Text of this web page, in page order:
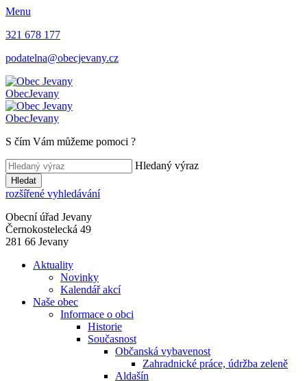
Menu
321 678 177
podatelna@obecjevany.cz
ObecJevany
ObecJevany
S čím Vám můžeme pomoci ?
Hledaný výraz
Hledat
rozšířené vyhledávání
Obecní úřad Jevany
Černokostelecká 49
281 66 Jevany
Aktuality
Novinky
Kalendář akcí
Naše obec
Informace o obci
Historie
Současnost
Občanská vybavenost
Zahradnické práce, údržba zeleně
Aldašín